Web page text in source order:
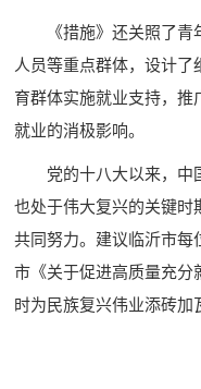
《措施》还关照了
人员等重点群体，设计
育群体实施就业支持，推
就业的消极影响。
党的十八大以来，中
也处于伟大复兴的关键时
共同努力。建议临沂市每
市《关于促进高质量充分
时为民族复兴伟业添砖加